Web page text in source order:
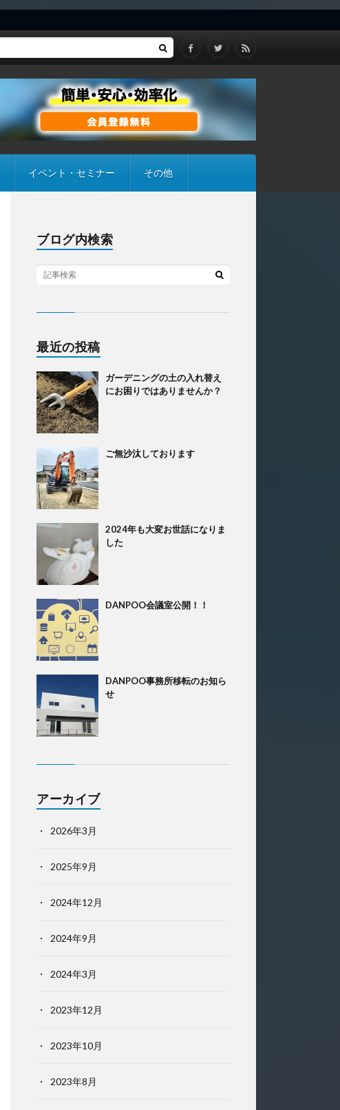
イベント・セミナー その他
ブログ内検索
最近の投稿
ガーデニングの土の入れ替え
にお困りではありませんか？
ご無沙汰しております
2024年も大変お世話になりま
した
DANPOO会議室公開！！
DANPOO事務所移転のお知ら
せ
アーカイブ
2026年3月
2025年9月
2024年12月
2024年9月
2024年3月
2023年12月
2023年10月
2023年8月